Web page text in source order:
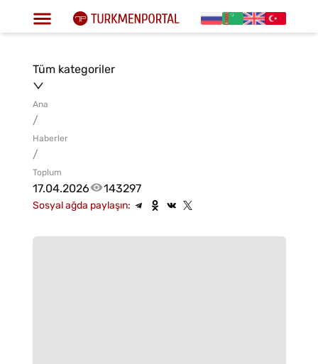
Tüm kategoriler
Ana
/
Haberler
/
Toplum
17.04.2026 143297
Sosyal ağda paylaşın: